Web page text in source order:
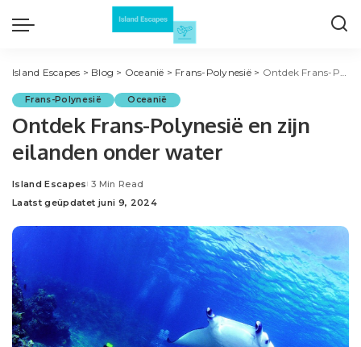
Island Escapes > Blog > Oceanië > Frans-Polynesië> Ontdek Frans-Polynesië en zijn eilanden onder water
Frans-Polynesië Oceanië
Ontdek Frans-Polynesië en zijn
eilanden onder water
Posted
by
Island Escapes 3 Min Read
Laatst geüpdatet juni 9, 2024